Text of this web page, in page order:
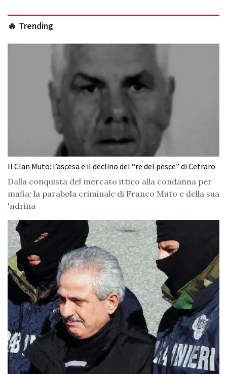
🔥 Trending
Il Clan Muto: l’ascesa e il declino del “re del pesce” di Cetraro
Dalla conquista del mercato ittico alla condanna per
mafia: la parabola criminale di Franco Muto e della sua
'ndrina